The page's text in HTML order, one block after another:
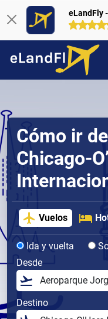
eLandFly
Cómo ir
Chicago-
Vuelos
Ida y vuelta
Desde
Destino